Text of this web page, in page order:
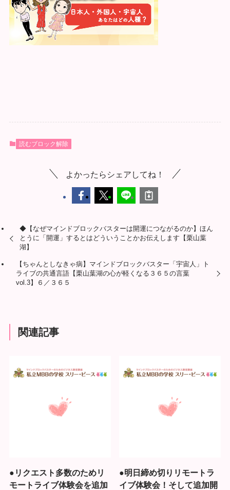
読むブロック解除
よかったらシェアしてね！
◆【なぜマインドブロックバスターは開運につながるのか】ほん
とうに「開運」するとはどういうことかお伝えします【栗山葉
湖】
【ちゃんとしなきゃ病】マインドブロックバスター「宇宙人」ト
ライブの共通言語【栗山葉湖の心が軽くなる３６５の言葉
vol.3】６／３６５
関連記事
●リクエスト多数のためリ
モートライブ体験会を追加
●明日締め切りリモートラ
イブ体験会！そして追加開